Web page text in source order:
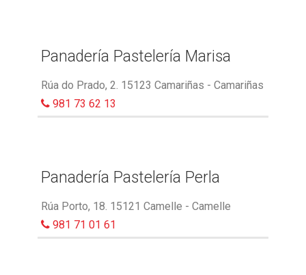
Panadería Pastelería Marisa
Rúa do Prado, 2. 15123 Camariñas - Camariñas
981 73 62 13
Panadería Pastelería Perla
Rúa Porto, 18. 15121 Camelle - Camelle
981 71 01 61